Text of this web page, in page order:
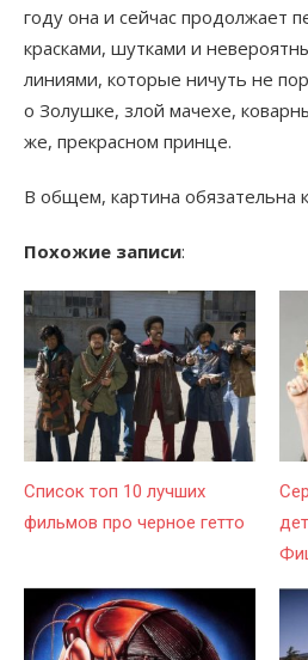
году она и сейчас продолжает
красками, шутками и
линиями, которые ничуть не
о Золушке, злой мачехе,
же, прекрасном принце.
В общем, картина обязательна
Похожие записи:
Список топ 10 лучших
фильмов про черное гетто